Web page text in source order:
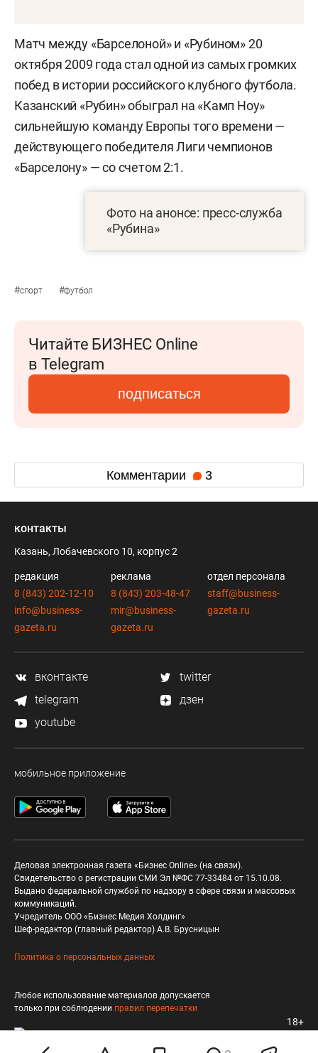
Матч между «Барселоной» и «Рубином» 20
октября 2009 года стал одной из самых громких
побед в истории российского клубного футбола.
Казанский «Рубин» обыграл на «Камп Ноу»
сильнейшую команду Европы того времени —
действующего победителя Лиги чемпионов
«Барселону» — со счетом 2:1.
Фото на анонсе: пресс-служба
«Рубина»
#спорт #футбол
Читайте БИЗНЕС Online
в Telegram
подписаться
Комментарии 3
контакты
Казань, Лобачевского 10, корпус 2
редакция
8 (843) 202-12-10
info@business-
gazeta.ru
реклама
8 (843) 203-48-47
mir@business-
gazeta.ru
отдел персонала
staff@business-
gazeta.ru
вконтакте
twitter
telegram
дзен
youtube
мобильное приложение
Деловая электронная газета «Бизнес Online» (на связи).
Свидетельство о регистрации СМИ Эл №ФС 77-33484 от 15.10.08.
Выдано федеральной службой по надзору в сфере связи и массовых
коммуникаций.
Учредитель ООО «Бизнес Медия Холдинг»
Шеф-редактор (главный редактор) А.В. Брусницын
Политика о персональных данных
Любое использование материалов допускается
только при соблюдении правил перепечатки
18+